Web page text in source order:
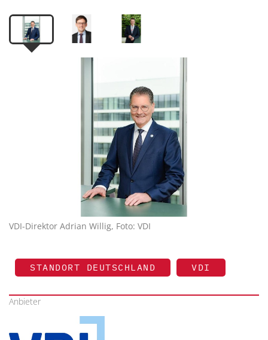
VDI-Direktor Adrian Willig, Foto: VDI
STANDORT DEUTSCHLAND VDI
Anbieter